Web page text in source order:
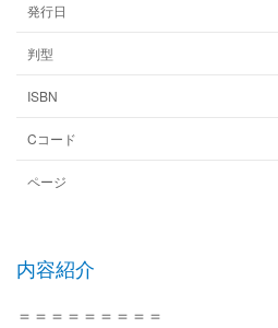
発行日
判型
ISBN
Cコード
ページ
内容紹介
＝＝＝＝＝＝＝＝＝